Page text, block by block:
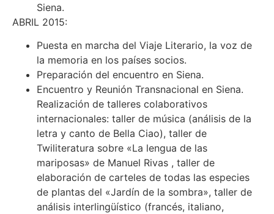
Siena.
ABRIL 2015:
Puesta en marcha del Viaje Literario, la voz de
la memoria en los países socios.
Preparación del encuentro en Siena.
Encuentro y Reunión Transnacional en Siena.
Realización de talleres colaborativos
internacionales: taller de música (análisis de la
letra y canto de Bella Ciao), taller de
Twiliteratura sobre «La lengua de las
mariposas» de Manuel Rivas , taller de
elaboración de carteles de todas las especies
de plantas del «Jardín de la sombra», taller de
análisis interlingüístico (francés, italiano,